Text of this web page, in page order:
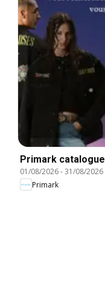
Primark catalogue
01/08/2026-31/08/2026
Primark